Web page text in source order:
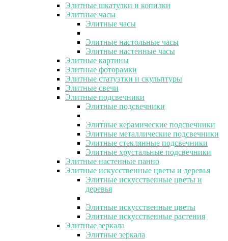
Элитные шкатулки и копилки
Элитные часы
Элитные часы
Элитные настольные часы
Элитные настенные часы
Элитные картины
Элитные фоторамки
Элитные статуэтки и скульптуры
Элитные свечи
Элитные подсвечники
Элитные подсвечники
Элитные керамические подсвечники
Элитные металлические подсвечники
Элитные стеклянные подсвечники
Элитные хрустальные подсвечники
Элитные настенные панно
Элитные искусственные цветы и деревья
Элитные искусственные цветы и
деревья
Элитные искусственные цветы
Элитные искусственные растения
Элитные зеркала
Элитные зеркала